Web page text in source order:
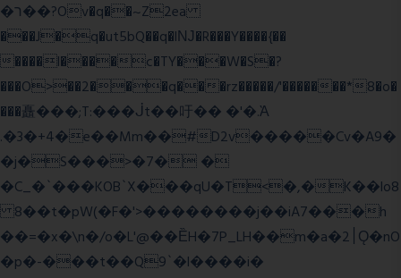
�ר��?Ov�q��~Z2ea
���J�q�ut5bQ��q�lǊ�R���Y����{��
����l����c�TY���W�S�?
���O>��2���q���rz�����/'�������*8�o�
���矗���;T:���ᒎt��吁�� �'�.Ὰ
.�3�+4�e��Mm��#D2v�����Cv�A9�
�j�S���>�7� �
�C_�`���KOB`X���qU�T<�,�K��lo8
8��t�pW(�F�'>��������j��iA7���h
��=�x�\n�/o�L'@��ȄH�7P_LH��m�a�2׀Ǫ�nO
�p�-���t��Q9`�l����i�